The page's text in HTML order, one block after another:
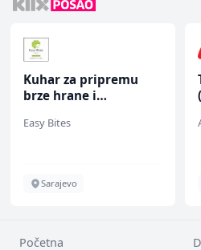
Kuhar za pripremu
brze hrane i
ž)
Easy Bites
Sarajevo
Početna